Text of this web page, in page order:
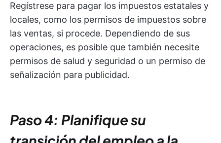
Regístrese para pagar los impuestos estatales y
locales, como los permisos de impuestos sobre
las ventas, si procede. Dependiendo de sus
operaciones, es posible que también necesite
permisos de salud y seguridad o un permiso de
señalización para publicidad.
Paso 4: Planifique su